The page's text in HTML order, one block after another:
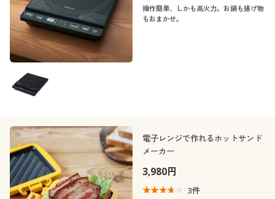
お気に入り
サポート
ご利用ガイド
操作簡単、しかも高火力。お鍋も揚げ物
もおまかせ。
電子レンジで作れるホットサンド
メーカー
3,980円
3件